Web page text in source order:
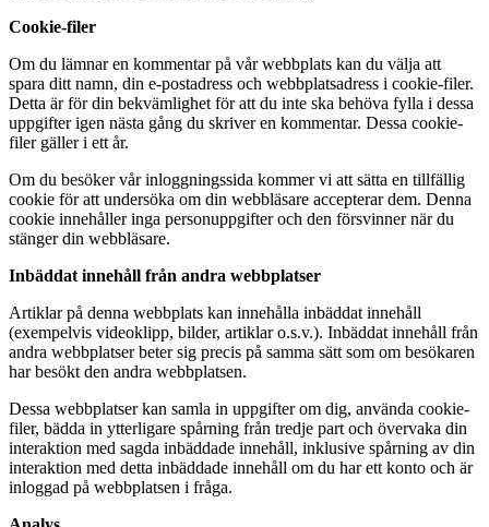
Cookie-filer
Om du lämnar en kommentar på vår webbplats kan du välja att
spara ditt namn, din e-postadress och webbplatsadress i cookie-filer.
Detta är för din bekvämlighet för att du inte ska behöva fylla i dessa
uppgifter igen nästa gång du skriver en kommentar. Dessa cookie-
filer gäller i ett år.
Om du besöker vår inloggningssida kommer vi att sätta en tillfällig
cookie för att undersöka om din webbläsare accepterar dem. Denna
cookie innehåller inga personuppgifter och den försvinner när du
stänger din webbläsare.
Inbäddat innehåll från andra webbplatser
Artiklar på denna webbplats kan innehålla inbäddat innehåll
(exempelvis videoklipp, bilder, artiklar o.s.v.). Inbäddat innehåll från
andra webbplatser beter sig precis på samma sätt som om besökaren
har besökt den andra webbplatsen.
Dessa webbplatser kan samla in uppgifter om dig, använda cookie-
filer, bädda in ytterligare spårning från tredje part och övervaka din
interaktion med sagda inbäddade innehåll, inklusive spårning av din
interaktion med detta inbäddade innehåll om du har ett konto och är
inloggad på webbplatsen i fråga.